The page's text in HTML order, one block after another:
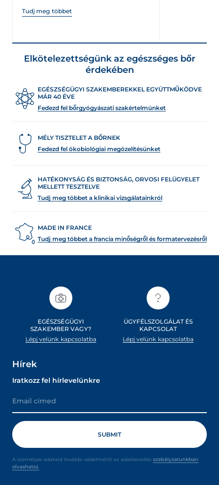
Tudj meg többet
Elkötelezettségünk az egészséges bőr
érdekében
EGÉSZSÉGÜGYI SZAKEMBEREKKEL EGYÜTTMŰKÖDVE
MÁR 40 ÉVE
Fedezd fel bőrgyógyászati szakértelmünket
MÉLY TISZTELET A BŐRNEK
Fedezd fel ökobiológiai megözelítésünket
HATÉKONYSÁG ÉS BIZTONSÁG, ORVOSI FELÜGYELET
MELLETT TESZTELVE
Tudj meg többet a klinikai vizsgálatainkról
MADE IN FRANCE
Tudj meg többet a francia minőségről és formatervezésről
EGÉSZSÉGÜGYI
SZAKEMBER VAGY?
Lépj velünk kapcsolatba
ÜGYFÉLSZOLGÁLAT ÉS
KAPCSOLAT
Lépj velünk kapcsolatba
Hírek
Iratkozz fel hírlevelünkre
A személyes adataid további védelméről az adatkezelési szabályzatunkban
olvashatsz.